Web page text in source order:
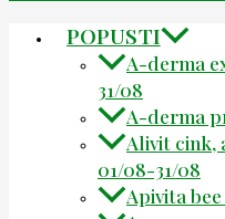
POPUSTI
A-derma
31/08
A-derma
Alivit cink,
01/08-31/08
Apivita